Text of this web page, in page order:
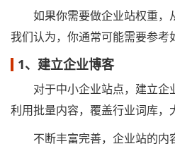
如果你需要做企业站权重，
我们认为，你通常可能需要参考
1、建立企业博客
对于中小企业站点，建立企
利用批量内容，覆盖行业词库，
不断丰富完善，企业站的内